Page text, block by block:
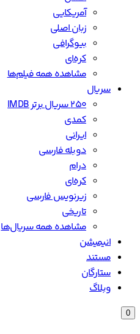
آمریکایی
زبان اصلی
بیوگرافی
کره‌ای
مشاهده همه فیلم‌ها
سریال
۲۵۰ سریال برتر IMDB
کمدی
ایرانی
دوبله فارسی
درام
کره‌ای
زیرنویس فارسی
تاریخی
مشاهده همه سریال‌ها
انیمیشن
مستند
ستارگان
وبلاگ
0